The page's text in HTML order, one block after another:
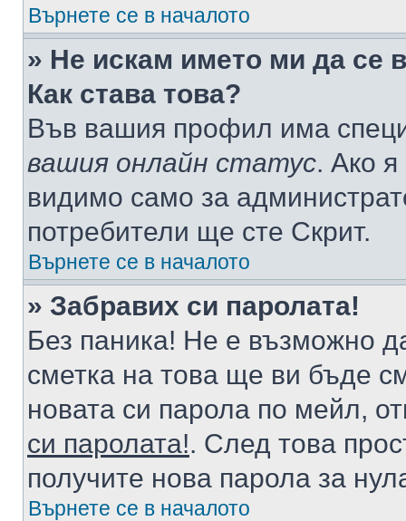
Върнете се в началото
» Не искам името ми да се
Как става това?
Във вашия профил има
вашия онлайн статус. Ако
видимо само за
потребители ще сте Скрит.
Върнете се в началото
» Забравих си паролата!
Без паника! Не е възможно
сметка на това ще ви бъде
новата си парола по мейл,
си паролата!. След това
получите нова парола за
Върнете се в началото